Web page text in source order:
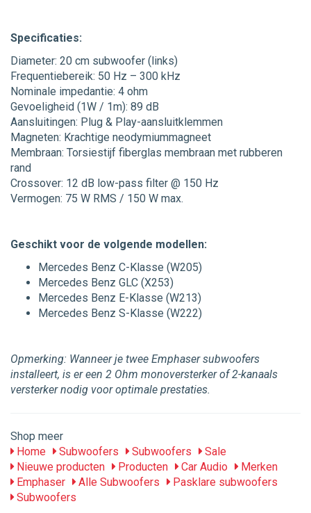
Specificaties:
Diameter: 20 cm subwoofer (links)
Frequentiebereik: 50 Hz – 300 kHz
Nominale impedantie: 4 ohm
Gevoeligheid (1W / 1m): 89 dB
Aansluitingen: Plug & Play-aansluitklemmen
Magneten: Krachtige neodymiummagneet
Membraan: Torsiestijf fiberglas membraan met rubberen
rand
Crossover: 12 dB low-pass filter @ 150 Hz
Vermogen: 75 W RMS / 150 W max.
Geschikt voor de volgende modellen:
Mercedes Benz C-Klasse (W205)
Mercedes Benz GLC (X253)
Mercedes Benz E-Klasse (W213)
Mercedes Benz S-Klasse (W222)
Opmerking: Wanneer je twee Emphaser subwoofers
installeert, is er een 2 Ohm monoversterker of 2-kanaals
versterker nodig voor optimale prestaties.
Shop meer
Home
Subwoofers Subwoofers
Sale
Nieuwe producten
Producten Car Audio
Merken
Emphaser
Alle Subwoofers
Pasklare subwoofers
Subwoofers